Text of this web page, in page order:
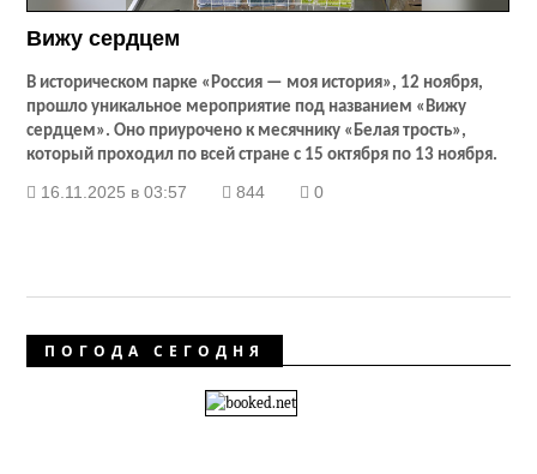
Вижу сердцем
В историческом парке «Россия — моя история», 12 ноября,
прошло уникальное мероприятие под названием «Вижу
сердцем». Оно приурочено к месячнику «Белая трость»,
который проходил по всей стране с 15 октября по 13 ноября.
16.11.2025 в 03:57 844 0
ПОГОДА СЕГОДНЯ